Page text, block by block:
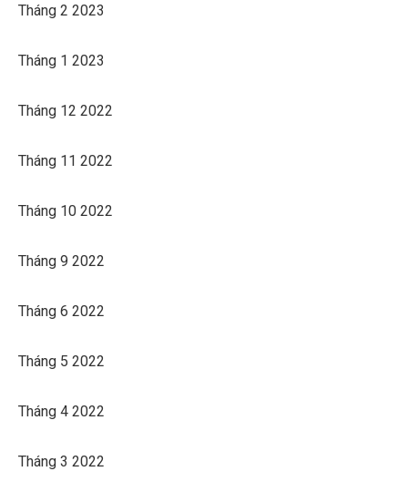
Tháng 2 2023
Tháng 1 2023
Tháng 12 2022
Tháng 11 2022
Tháng 10 2022
Tháng 9 2022
Tháng 6 2022
Tháng 5 2022
Tháng 4 2022
Tháng 3 2022